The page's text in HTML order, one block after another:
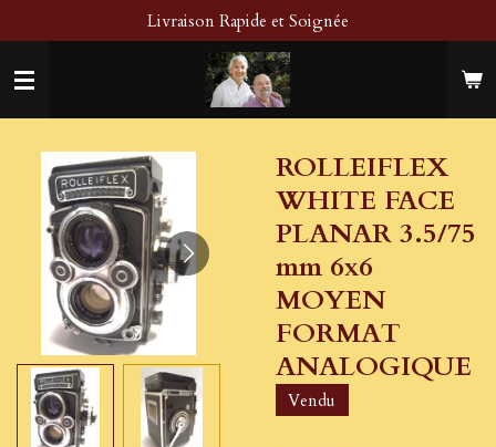
au
contenu
principal
Livraison Rapide et Soignée
ROLLEIFLEX
WHITE FACE
PLANAR 3.5/75
mm 6x6
MOYEN
FORMAT
ANALOGIQUE
Vendu